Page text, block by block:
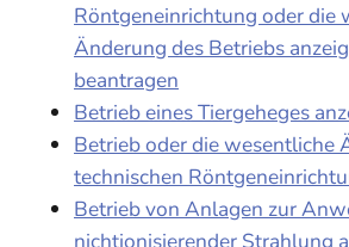
Röntgeneinrichtung oder die
Änderung des Betriebs
beantragen
Betrieb eines Tiergeheges
Betrieb oder die wesentliche
technischen
Betrieb von Anlagen zur